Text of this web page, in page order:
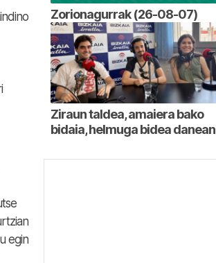
egin
Zorionagurrak (26-08-07)
Ziraun taldea, amaiera bako
bidaia, helmuga bidea danean